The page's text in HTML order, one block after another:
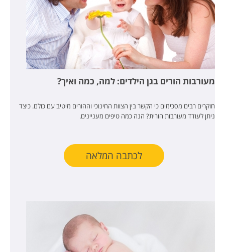
מעורבות הורים בגן הילדים: למה, כמה ואיך?
חוקרים רבים מסכימים כי הקשר בין הצוות החינוכי וההורים מיטיב עם כולם. כיצד
ניתן לעודד מעורבות הורית? הנה כמה טיפים מעניינים.
לכתבה המלאה